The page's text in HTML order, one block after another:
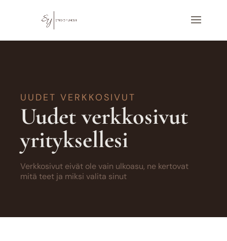
UUDET VERKKOSIVUT
Uudet verkkosivut
yrityksellesi
Verkkosivut eivät ole vain ulkoasu, ne kertovat
mitä teet ja miksi valita sinut